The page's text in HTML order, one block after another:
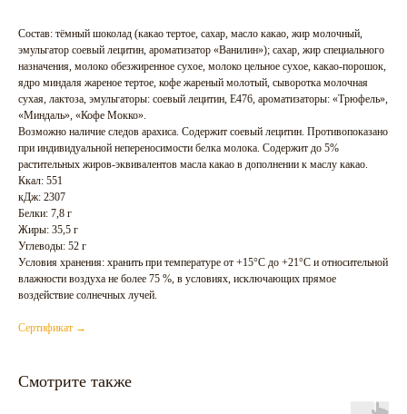
Состав: тёмный шоколад (какао тертое, сахар, масло какао, жир молочный,
эмульгатор соевый лецитин, ароматизатор «Ванилин»); сахар, жир специального
назначения, молоко обезжиренное сухое, молоко цельное сухое, какао-порошок,
ядро миндаля жареное тертое, кофе жареный молотый, сыворотка молочная
сухая, лактоза, эмульгаторы: соевый лецитин, Е476, ароматизаторы: «Трюфель»,
«Миндаль», «Кофе Мокко».
Возможно наличие следов арахиса. Содержит соевый лецитин. Противопоказано
при индивидуальной непереносимости белка молока. Содержит до 5%
растительных жиров-эквивалентов масла какао в дополнении к маслу какао.
Ккал: 551
кДж: 2307
Белки: 7,8 г
Жиры: 35,5 г
Углеводы: 52 г
Условия хранения: хранить при температуре от +15°C до +21°C и относительной
влажности воздуха не более 75 %, в условиях, исключающих прямое
воздействие солнечных лучей.
Сертификат →
Смотрите также